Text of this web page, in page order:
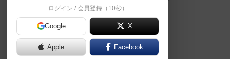
ログイン / 会員登録（10秒）
Google X
Apple Facebook